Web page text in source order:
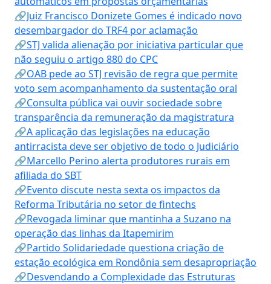
🔗Juiz Francisco Donizete Gomes é indicado novo
desembargador do TRF4 por aclamação
🔗STJ valida alienação por iniciativa particular que
não seguiu o artigo 880 do CPC
🔗OAB pede ao STJ revisão de regra que permite
voto sem acompanhamento da sustentação oral
🔗Consulta pública vai ouvir sociedade sobre
transparência da remuneração da magistratura
🔗A aplicação das legislações na educação
antirracista deve ser objetivo de todo o Judiciário
🔗Marcello Perino alerta produtores rurais em
afiliada do SBT
🔗Evento discute nesta sexta os impactos da
Reforma Tributária no setor de fintechs
🔗Revogada liminar que mantinha a Suzano na
operação das linhas da Itapemirim
🔗Partido Solidariedade questiona criação de
estação ecológica em Rondônia sem desapropriação
🔗Desvendando a Complexidade das Estruturas